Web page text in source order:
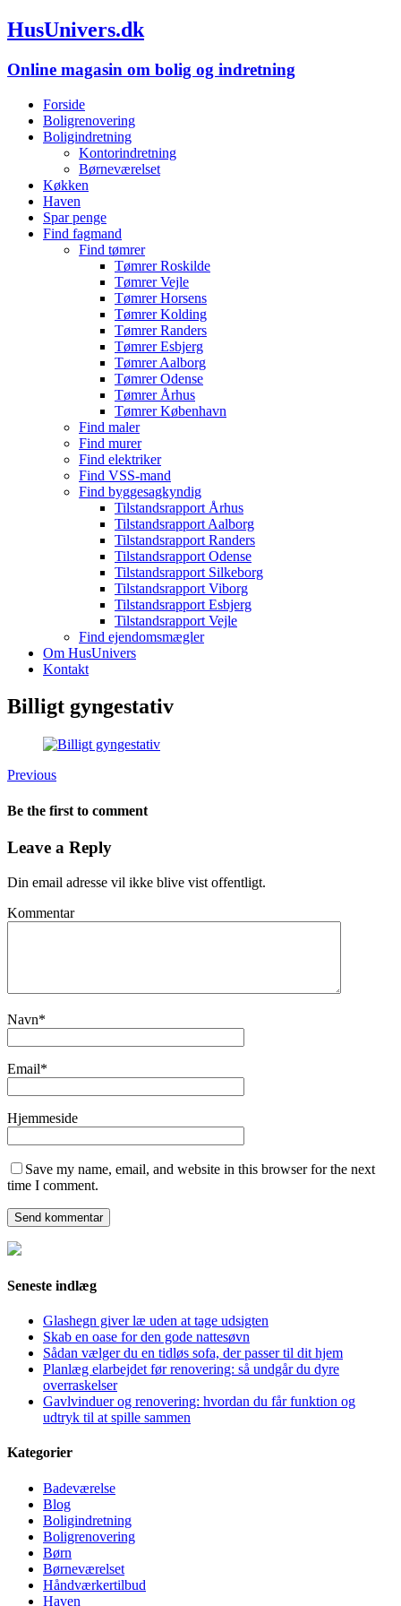
HusUnivers.dk
Online magasin om bolig og indretning
Forside
Boligrenovering
Boligindretning
Kontorindretning
Børneværelset
Køkken
Haven
Spar penge
Find fagmand
Find tømrer
Tømrer Roskilde
Tømrer Vejle
Tømrer Horsens
Tømrer Kolding
Tømrer Randers
Tømrer Esbjerg
Tømrer Aalborg
Tømrer Odense
Tømrer Århus
Tømrer København
Find maler
Find murer
Find elektriker
Find VSS-mand
Find byggesagkyndig
Tilstandsrapport Århus
Tilstandsrapport Aalborg
Tilstandsrapport Randers
Tilstandsrapport Odense
Tilstandsrapport Silkeborg
Tilstandsrapport Viborg
Tilstandsrapport Esbjerg
Tilstandsrapport Vejle
Find ejendomsmægler
Om HusUnivers
Kontakt
Billigt gyngestativ
Previous
Be the first to comment
Leave a Reply
Din email adresse vil ikke blive vist offentligt.
Kommentar
Navn*
Email*
Hjemmeside
Save my name, email, and website in this browser for the next
time I comment.
Seneste indlæg
Glashegn giver læ uden at tage udsigten
Skab en oase for den gode nattesøvn
Sådan vælger du en tidløs sofa, der passer til dit hjem
Planlæg elarbejdet før renovering: så undgår du dyre
overraskelser
Gavlvinduer og renovering: hvordan du får funktion og
udtryk til at spille sammen
Kategorier
Badeværelse
Blog
Boligindretning
Boligrenovering
Børn
Børneværelset
Håndværkertilbud
Haven